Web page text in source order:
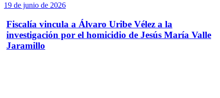
19 de junio de 2026
Fiscalía vincula a Álvaro Uribe Vélez a la
investigación por el homicidio de Jesús María Valle
Jaramillo